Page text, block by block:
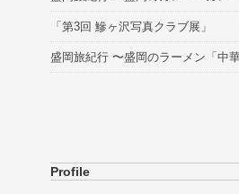
「第3回 鰺ヶ沢写真クラブ展」
盛岡旅紀行 〜盛岡のラーメン「中
Profile